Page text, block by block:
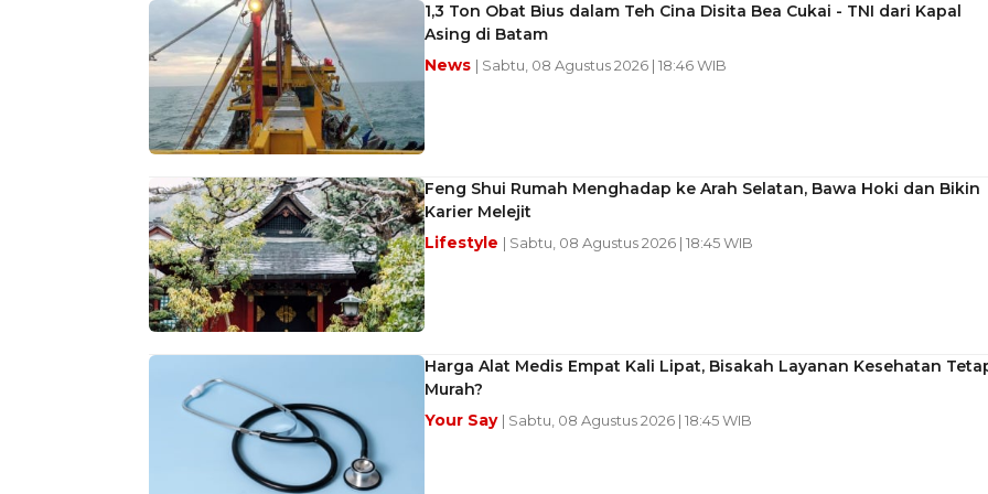
1,3 Ton Obat Bius dalam Teh Cina Disita Bea Cukai - TNI dari Kapal
Asing di Batam
News | Sabtu, 08 Agustus 2026 | 18:46 WIB
Feng Shui Rumah Menghadap ke Arah Selatan, Bawa Hoki dan Bikin
Karier Melejit
Lifestyle | Sabtu, 08 Agustus 2026 | 18:45 WIB
Harga Alat Medis Empat Kali Lipat, Bisakah Layanan Kesehatan
Murah?
Your Say | Sabtu, 08 Agustus 2026 | 18:45 WIB